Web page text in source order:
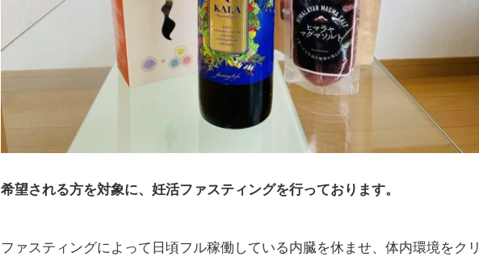
希望される方を対象に、妊活ファスティングを行っております。
ファスティングによって日頃フル稼働している内臓を休ませ、体内環境をクリ